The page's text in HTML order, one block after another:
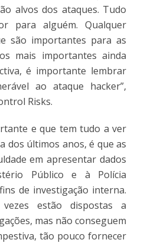
alvos dos ataques. Tudo
para alguém. Qualquer
são importantes para as
mais importantes ainda
é importante lembrar
ao ataque hacker”,
Risks.
e que tem tudo a ver
dos últimos anos, é que as
em apresentar dados
Público e à Polícia
de investigação interna.
estão dispostas a
mas não conseguem
tão pouco fornecer